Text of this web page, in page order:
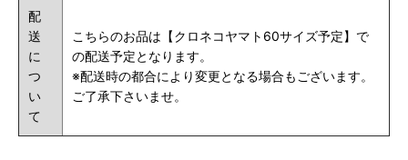
配
送
に
つ
い
て
こちらのお品は【クロネコヤマト60サイズ予定】で
の配送予定となります。
※配送時の都合により変更となる場合もございます。
ご了承下さいませ。